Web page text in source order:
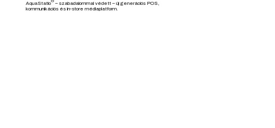
AquaStatio® – szabadalommal védett – új generációs POS,
kommunikációs és in-store médiaplatform.